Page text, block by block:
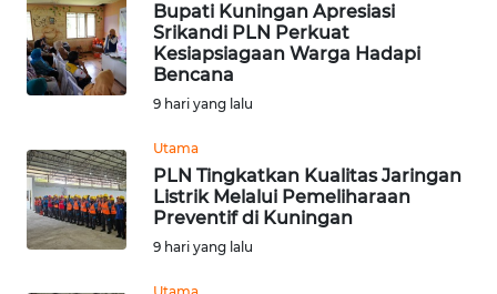
Bupati Kuningan Apresiasi
Srikandi PLN Perkuat
Kesiapsiagaan Warga Hadapi
Bencana
9 hari yang lalu
Utama
PLN Tingkatkan Kualitas Jaringan
Listrik Melalui Pemeliharaan
Preventif di Kuningan
9 hari yang lalu
WN
LANGKAT
SELATAN
WN
TANJUNG